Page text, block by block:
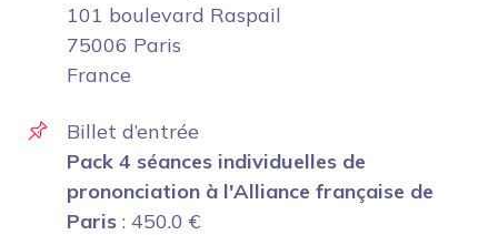
101 boulevard Raspail
75006 Paris
France
Billet d’entrée
Pack 4 séances individuelles de
prononciation à l'Alliance française de
Paris : 450.0 €